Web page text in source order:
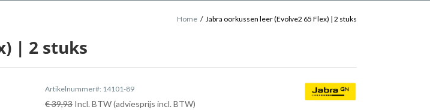
Home / Jabra oorkussen leer (Evolve2 65 Flex) | 2 stuks
| 2 stuks
Artikelnummer#: 14101-89
€ 39,93 Incl. BTW (adviesprijs incl. BTW)